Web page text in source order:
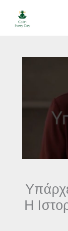
περιεχόμενο
Η